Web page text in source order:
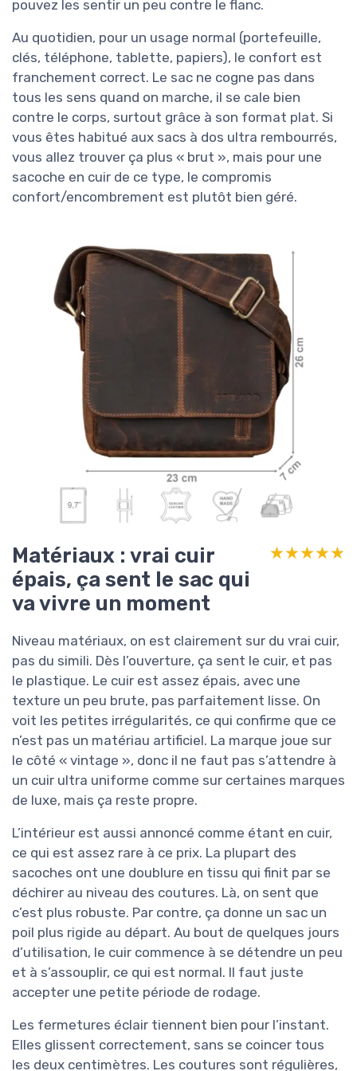
pouvez les sentir un peu contre le flanc.
Au quotidien, pour un usage normal (portefeuille,
clés, téléphone, tablette, papiers), le confort est
franchement correct. Le sac ne cogne pas dans
tous les sens quand on marche, il se cale bien
contre le corps, surtout grâce à son format plat. Si
vous êtes habitué aux sacs à dos ultra rembourrés,
vous allez trouver ça plus « brut », mais pour une
sacoche en cuir de ce type, le compromis
confort/encombrement est plutôt bien géré.
Matériaux : vrai cuir
épais, ça sent le sac qui
va vivre un moment
★★★★★
★★★★★
Niveau matériaux, on est clairement sur du vrai cuir,
pas du simili. Dès l’ouverture, ça sent le cuir, et pas
le plastique. Le cuir est assez épais, avec une
texture un peu brute, pas parfaitement lisse. On
voit les petites irrégularités, ce qui confirme que ce
n’est pas un matériau artificiel. La marque joue sur
le côté « vintage », donc il ne faut pas s’attendre à
un cuir ultra uniforme comme sur certaines marques
de luxe, mais ça reste propre.
L’intérieur est aussi annoncé comme étant en cuir,
ce qui est assez rare à ce prix. La plupart des
sacoches ont une doublure en tissu qui finit par se
déchirer au niveau des coutures. Là, on sent que
c’est plus robuste. Par contre, ça donne un sac un
poil plus rigide au départ. Au bout de quelques jours
d’utilisation, le cuir commence à se détendre un peu
et à s’assouplir, ce qui est normal. Il faut juste
accepter une petite période de rodage.
Les fermetures éclair tiennent bien pour l’instant.
Elles glissent correctement, sans se coincer tous
les deux centimètres. Les coutures sont régulières,